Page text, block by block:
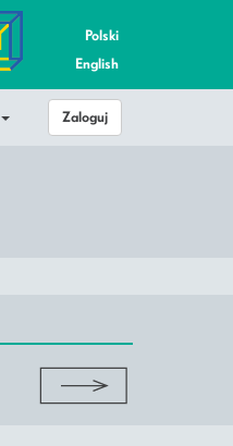
Polski
English
Zaloguj